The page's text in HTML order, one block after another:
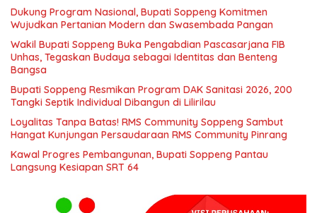
Dukung Program Nasional, Bupati Soppeng Komitmen
Wujudkan Pertanian Modern dan Swasembada Pangan
Wakil Bupati Soppeng Buka Pengabdian Pascasarjana FIB
Unhas, Tegaskan Budaya sebagai Identitas dan Benteng
Bangsa
Bupati Soppeng Resmikan Program DAK Sanitasi 2026, 200
Tangki Septik Individual Dibangun di Lilirilau
Loyalitas Tanpa Batas! RMS Community Soppeng Sambut
Hangat Kunjungan Persaudaraan RMS Community Pinrang
Kawal Progres Pembangunan, Bupati Soppeng Pantau
Langsung Kesiapan SRT 64